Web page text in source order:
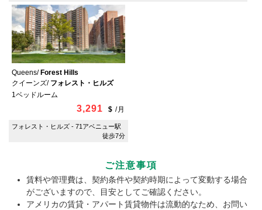
Queens/ Forest Hills
クイーンズ/ フォレスト・ヒルズ
1ベッドルーム
3,291 $ /月
フォレスト・ヒルズ - 71アベニュー駅
徒歩7分
ご注意事項
賃料や管理費は、契約条件や契約時期によって変動する場合
がございますので、目安としてご確認ください。
アメリカの賃貸・アパート賃貸物件は流動的なため、お問い